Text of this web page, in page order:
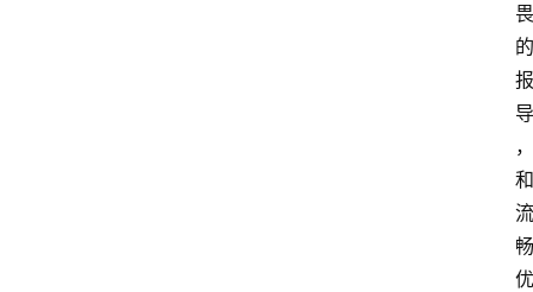
畏
的
报
导
，
和
流
畅
优